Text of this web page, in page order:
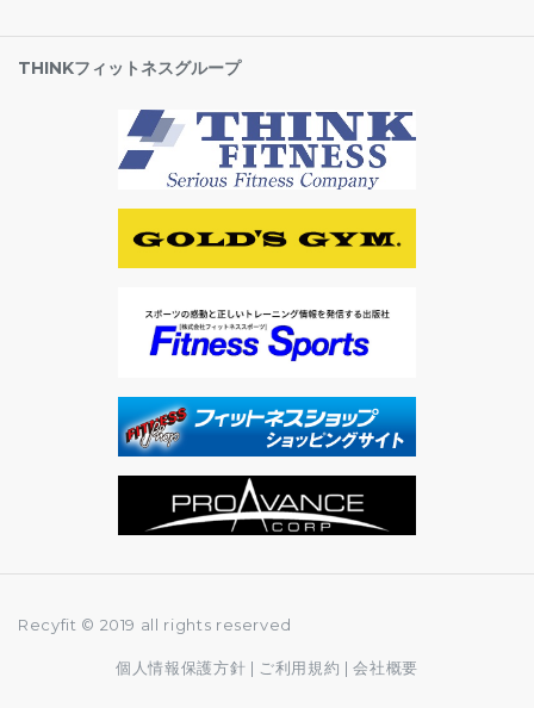
THINKフィットネスグループ
Recyfit © 2019 all rights reserved
個人情報保護方針 | ご利用規約 |会社概要